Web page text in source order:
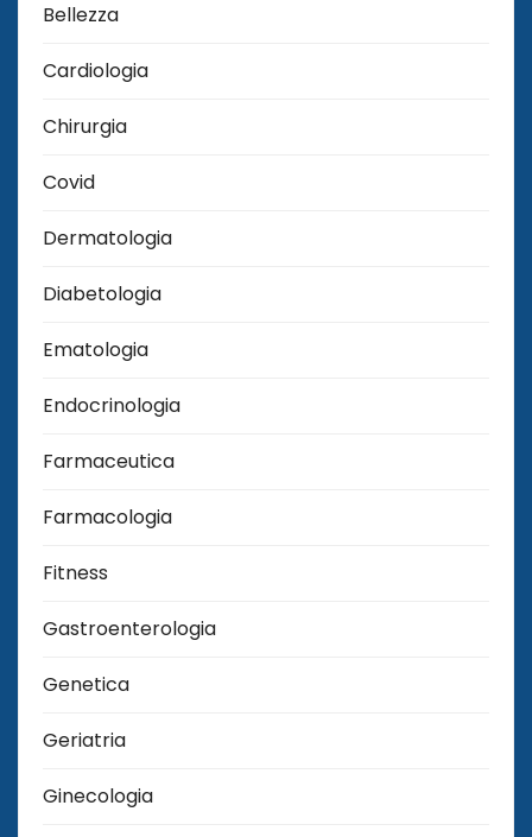
Bellezza
Cardiologia
Chirurgia
Covid
Dermatologia
Diabetologia
Ematologia
Endocrinologia
Farmaceutica
Farmacologia
Fitness
Gastroenterologia
Genetica
Geriatria
Ginecologia